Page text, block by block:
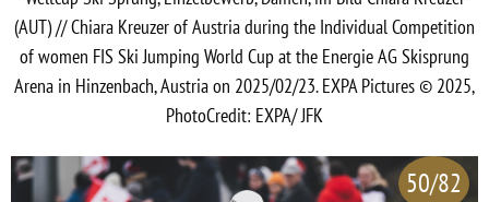
(AUT) // Chiara Kreuzer of Austria during the Individual Competition
of women FIS Ski Jumping World Cup at the Energie AG Skisprung
Arena in Hinzenbach, Austria on 2025/02/23. EXPA Pictures © 2025,
PhotoCredit: EXPA/ JFK
50/82